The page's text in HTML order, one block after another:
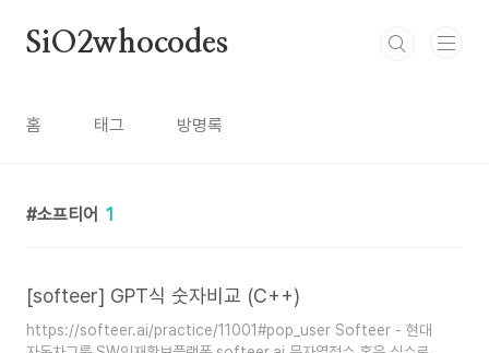
SiO2whocodes
홈 태그 방명록
소프티어 1
[softeer] GPT식 숫자비교 (C++)
https://softeer.ai/practice/11001#pop_user Softeer - 현대